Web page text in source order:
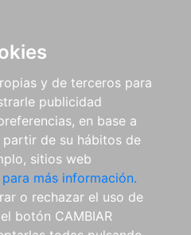
y de terceros para
publicidad
en base a
de su hábitos de
sitios web
más información.
o rechazar el uso de
botón CAMBIAR